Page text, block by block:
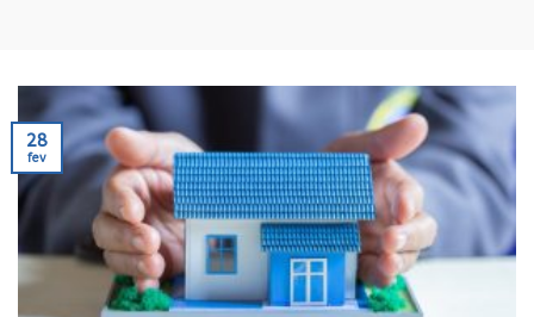
28
fev